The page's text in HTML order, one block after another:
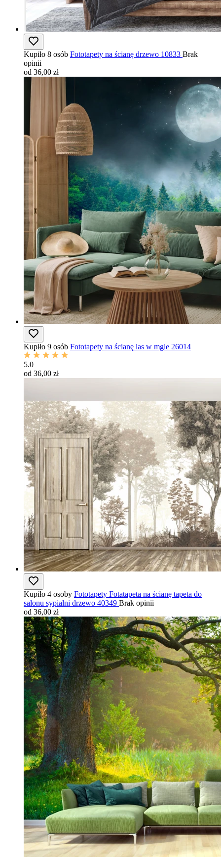
Kupiło 8 osób Fototapety na ścianę drzewo 10833 Brak
opinii
od 36,00 zł
Kupiło 9 osób Fototapety na ścianę las w mgle 26014
5.0
od 36,00 zł
Kupiło 4 osoby Fototapety Fotatapeta na ścianę tapeta do
salonu sypialni drzewo 40349 Brak opinii
od 36,00 zł